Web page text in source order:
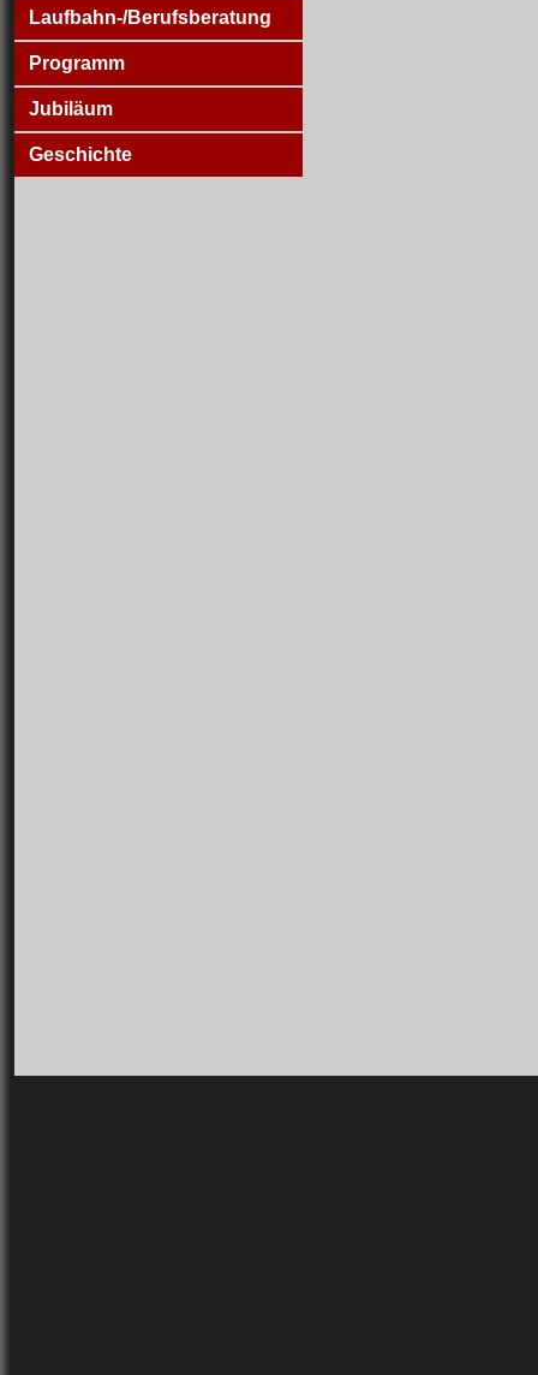
Laufbahn-/Berufsberatung
Programm
Jubiläum
Geschichte